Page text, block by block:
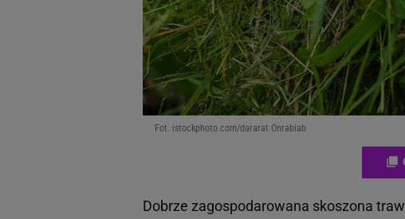
Fot. istockphoto.com/dararat Onrabiab
Dobrze zagospodarowana skoszona